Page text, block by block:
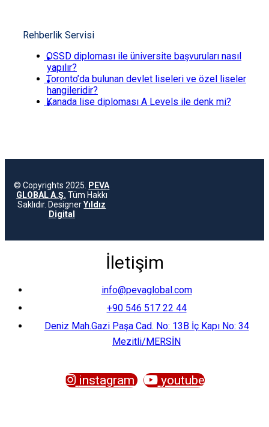
Rehberlik Servisi
OSSD diploması ile üniversite başvuruları nasıl
yapılır?
Toronto’da bulunan devlet liseleri ve özel liseler
hangileridir?
Kanada lise diploması A Levels ile denk mi?
©Copyrights 2025.
PEVA
GLOBAL A.Ş. Tüm Hakkı
Saklıdır. DesignerYıldız
Digital
İletişim
info@pevaglobal.com
+90 546 517 22 44
Deniz Mah.Gazi Paşa Cad. No: 13B İç Kapı No: 34
Mezitli/MERSİN
instagram youtube